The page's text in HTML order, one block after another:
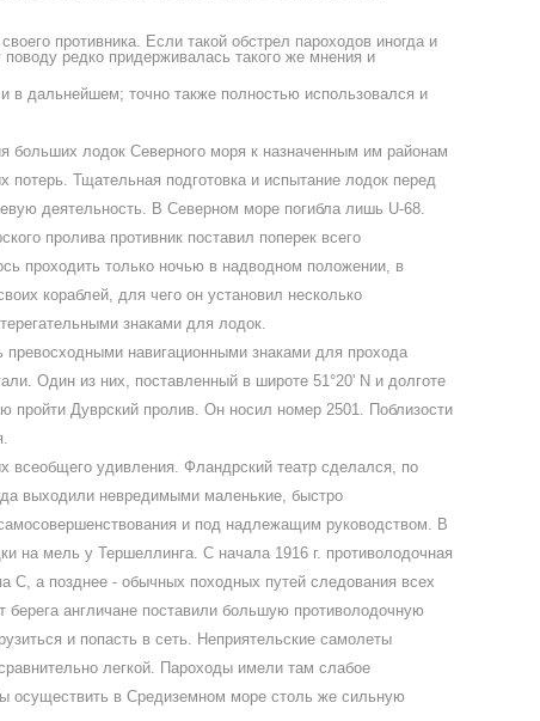
противника. Если такой обстрел пароходов иногда и
редко придерживалась такого же мнения и
дальнейшем; точно также полностью использовался и
больших лодок Северного моря к назначенным им районам
Тщательная подготовка и испытание лодок перед
деятельность. В Северном море погибла лишь U-68.
пролива противник поставил поперек всего
проходить только ночью в надводном положении, в
кораблей, для чего он установил несколько
знаками для лодок.
навигационными знаками для прохода
Один из них, поставленный в широте 51°20' N и долготе
пройти Дуврский пролив. Он носил номер 2501. Поблизости
всеобщего удивления. Фландрский театр сделался, по
выходили невредимыми маленькие, быстро
и под надлежащим руководством. В
на мель у Тершеллинга. С начала 1916 г. противолодочная
С, а позднее - обычных походных путей следования всех
англичане поставили большую противолодочную
и попасть в сеть. Неприятельские самолеты
легкой. Пароходы имели там слабое
осуществить в Средиземном море столь же сильную